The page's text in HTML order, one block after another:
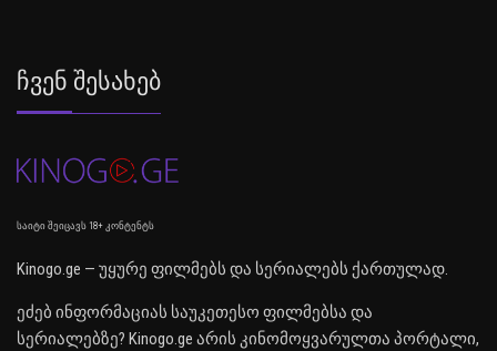
Ჩვენ Შესახებ
საიტი შეიცავს 18+ კონტენტს
Kinogo.ge — უყურე ფილმებს და სერიალებს ქართულად.
ეძებ ინფორმაციას საუკეთესო ფილმებსა და
სერიალებზე? Kinogo.ge არის კინომოყვარულთა პორტალი,